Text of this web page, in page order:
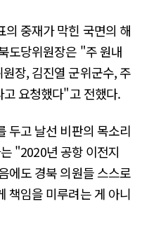
의 중재가 막힌 국면의 해
도당위원장은 "주 원내
장, 김진열 군위군수, 주
요청했다"고 전했다.
두고 날선 비판의 목소리
"2020년 공항 이전지
에도 경북 의원들 스스로
책임을 미루려는 게 아니